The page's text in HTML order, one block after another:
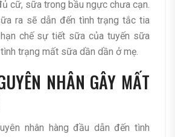
cữ, sữa trong bầu ngực chưa cạn.
ra sẽ dẫn đến tình trạng tắc tia
chế sự tiết sữa của tuyến sữa
trạng mất sữa dần dần ở mẹ.
NHÂN GÂY MẤT
nhân hàng đầu dẫn đến tình